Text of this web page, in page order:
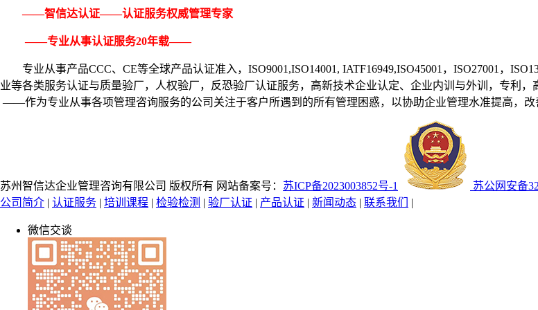
——智信达认证——认证服务权威管理专家
——专业从事认证服务20年载——
专业从事产品CCC、CE等全球产品认证准入，ISO9001,ISO14001, IATF16949,ISO45001，ISO27001，
业等各类服务认证与质量验厂，人权验厂，反恐验厂认证服务，高新技术企业认定、企业内训与外训，专利
——作为专业从事各项管理咨询服务的公司关注于客户所遇到的所有管理困惑，以协助企业管理水准提高，
苏州智信达企业管理咨询有限公司 版权所有 网站备案号： 苏ICP备2023003852号-1 苏公网安备
公司简介 | 认证服务 | 培训课程 | 检验检测 | 验厂认证 | 产品认证 | 新闻动态 | 联系我们 |
微信交谈